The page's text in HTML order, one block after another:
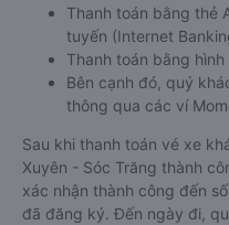
Thanh toán bằng thẻ
tuyến (Internet
Thanh toán bằng
Bên cạnh đó, quý
thông qua các ví
Sau khi thanh toán vé xe
Xuyên - Sóc Trăng thành
xác nhận thành công đến
đã đăng ký. Đến ngày đi,